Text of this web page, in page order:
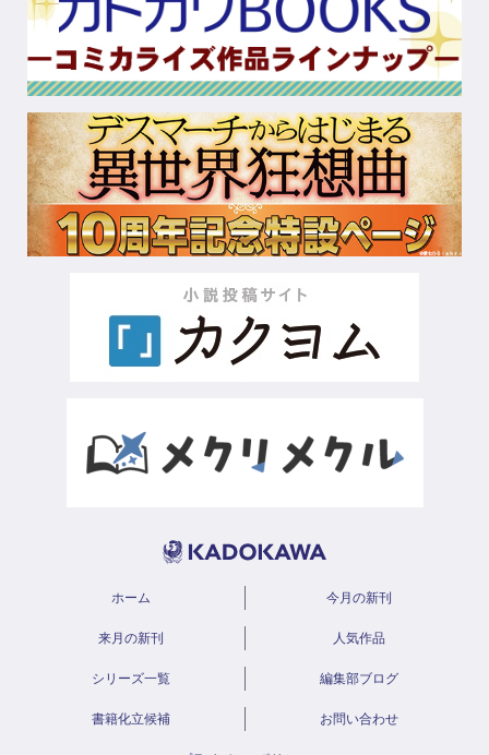
ホーム 今月の新刊
来月の新刊 人気作品
シリーズ一覧 編集部ブログ
書籍化立候補 お問い合わせ